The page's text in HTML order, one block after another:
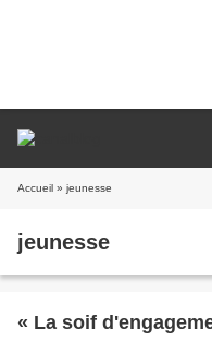
Accueil » jeunesse
jeunesse
« La soif